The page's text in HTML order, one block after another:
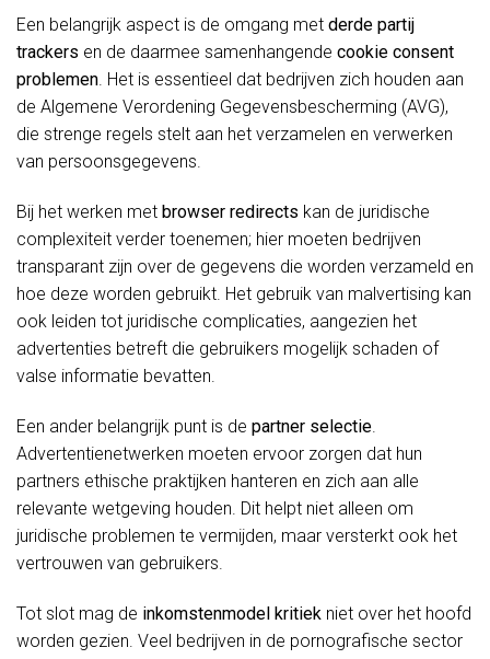
Een belangrijk aspect is de omgang met derde partij
trackers en de daarmee samenhangende cookie consent
problemen. Het is essentieel dat bedrijven zich houden aan
de Algemene Verordening Gegevensbescherming (AVG),
die strenge regels stelt aan het verzamelen en verwerken
van persoonsgegevens.
Bij het werken met browser redirects kan de juridische
complexiteit verder toenemen; hier moeten bedrijven
transparant zijn over de gegevens die worden verzameld en
hoe deze worden gebruikt. Het gebruik van malvertising kan
ook leiden tot juridische complicaties, aangezien het
advertenties betreft die gebruikers mogelijk schaden of
valse informatie bevatten.
Een ander belangrijk punt is de partner selectie
Advertentienetwerken moeten ervoor zorgen dat hun
partners ethische praktijken hanteren en zich aan alle
relevante wetgeving houden. Dit helpt niet alleen om
juridische problemen te vermijden, maar versterkt ook het
vertrouwen van gebruikers.
Tot slot mag de inkomstenmodel kritiek niet over het hoofd
worden gezien. Veel bedrijven in de pornografische sector